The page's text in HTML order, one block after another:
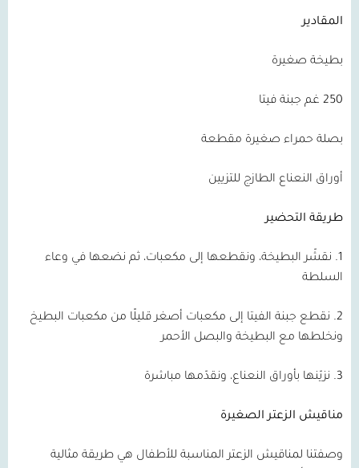
المقادير
بطيخة صغيرة
250 غم جبنة فيتا
بصلة حمراء صغيرة مقطعة
أوراق النعناع الطازج للتزيين
طريقة التحضير
1. نقشّر البطيخة، ونقطعها إلى مكعبات، ثم نضعها في وعاء
السلطة
2. نقطع جبنة الفيتا إلى مكعبات أصغر قليلًا من مكعبات البطيخ
ونخلطها مع البطيخة والبصل الأحمر
3. نزيّنها بأوراق النعناع، ونقدّمها مباشرة
مناقيش الزعتر الصغيرة
وصفتنا لمناقيش الزعتر المناسبة للأطفال هي طريقة مثالية